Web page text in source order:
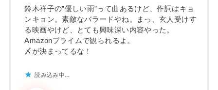
鈴木祥子の”優しい雨”って曲あるけど、作詞はキョ
ンキョン。素敵なバラードやね。まっ、玄人受けす
る映画やけど、とても興味深い内容やった。
Amazonプライムで観られるよ。
〆が決まってるな！
読み込み中…